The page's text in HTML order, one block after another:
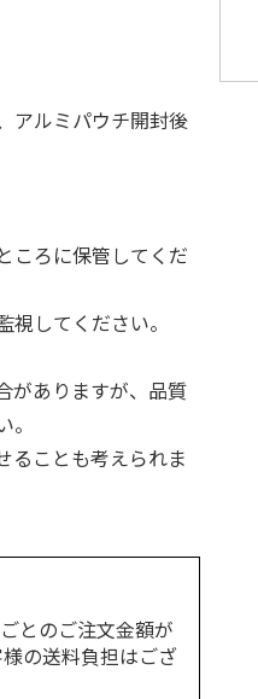
アルミパウチ開封後
ころに保管してくだ
してください。
がありますが、品質
ることも考えられま
とのご注文金額が
の送料負担はござ